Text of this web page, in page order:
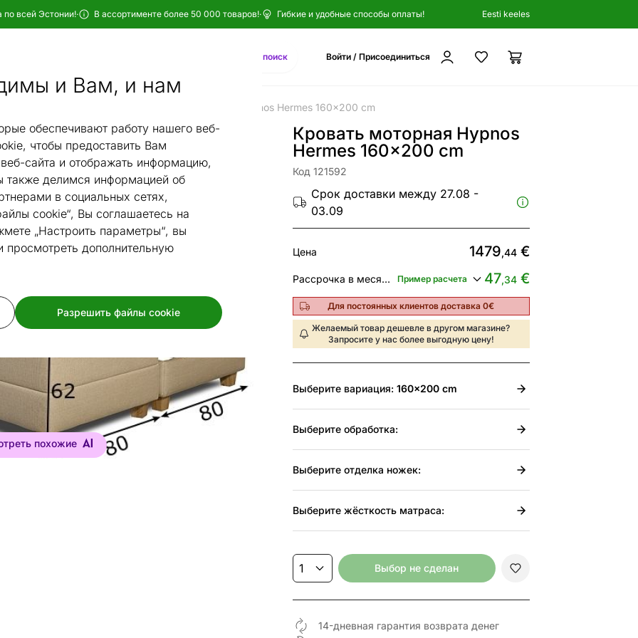
и Вам, и нам
обеспечивают работу нашего веб-
чтобы предоставить Вам
сайта и отображать информацию,
делимся информацией об
в социальных сетях,
cookie“, Вы соглашаетесь на
„Настроить параметры“, вы
дополнительную
Разрешить файлы cookie
по всей Эстонии!· В ассортименте более 50 000 товаров!· Гибкие и удобные способы оплаты! Eesti keeles
AI-поиск Войти / Присоединиться
Кровать моторная Hypnos Hermes 160x200 cm
похожие
Кровать моторная Hypnos
Hermes 160x200 cm
Код 121592
Срок доставки между 27.08 -
03.09
Цена 1479,44€
Рассрочка в месяц от Пример расчета 47,34€
Для постоянных клиентов доставка 0€
Желаемый товар дешевле в другом магазине?
Запросите у нас более выгодную цену!
Выберите вариация: 160x200 cm
Выберите обработка:
Выберите отделка ножек:
Выберите жёсткость матраса:
Выбор не сделан
14-дневная гарантия возврата денег